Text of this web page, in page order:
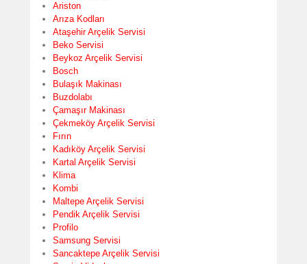
Ariston
Arıza Kodları
Ataşehir Arçelik Servisi
Beko Servisi
Beykoz Arçelik Servisi
Bosch
Bulaşık Makinası
Buzdolabı
Çamaşır Makinası
Çekmeköy Arçelik Servisi
Fırın
Kadıköy Arçelik Servisi
Kartal Arçelik Servisi
Klima
Kombi
Maltepe Arçelik Servisi
Pendik Arçelik Servisi
Profilo
Samsung Servisi
Sancaktepe Arçelik Servisi